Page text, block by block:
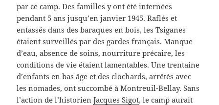
par ce camp. Des familles y ont été internées
pendant 5 ans jusqu’en janvier 1945. Raflés et
entassés dans des baraques en bois, les Tsiganes
étaient surveillés par des gardes français. Manque
d’eau, absence de soins, nourriture précaire, les
conditions de vie étaient lamentables. Une trentaine
d’enfants en bas âge et des clochards, arrêtés avec
les nomades, ont succombé à Montreuil-Bellay. Sans
l’action de l’historienJacques Sigot, le camp aurait